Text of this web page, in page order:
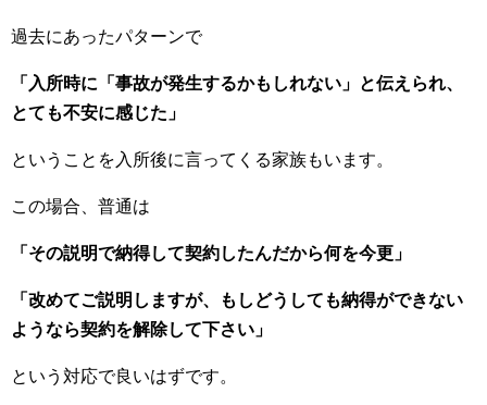
過去にあったパターンで
「入所時に「事故が発生するかもしれない」と伝えられ、
とても不安に感じた」
ということを入所後に言ってくる家族もいます。
この場合、普通は
「その説明で納得して契約したんだから何を今更」
「改めてご説明しますが、もしどうしても納得ができない
ようなら契約を解除して下さい」
という対応で良いはずです。